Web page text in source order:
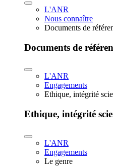
L'ANR
Nous connaître
Documents de
Documents de
L'ANR
Engagements
Ethique, intégrité
Ethique, intégrité
L'ANR
Engagements
Le genre